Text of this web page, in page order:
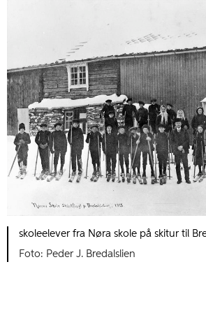
skoleelever fra Nøra skole på skitur til
Peder J. Bredalslien